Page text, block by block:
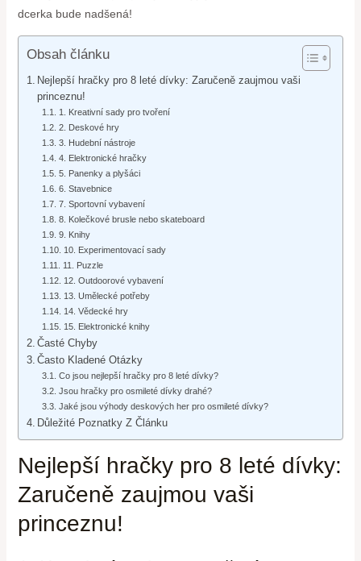
dcerka bude nadšená!
Obsah článku
Nejlepší hračky pro 8 leté dívky: Zaručeně zaujmou vaši
princeznu!
1. Kreativní sady pro tvoření
2. Deskové hry
3. Hudební nástroje
4. Elektronické hračky
5. Panenky a plyšáci
6. Stavebnice
7. Sportovní vybavení
8. Kolečkové brusle nebo skateboard
9. Knihy
10. Experimentovací sady
11. Puzzle
12. Outdoorové vybavení
13. Umělecké potřeby
14. Vědecké hry
15. Elektronické knihy
Časté Chyby
Často Kladené Otázky
Co jsou nejlepší hračky pro 8 leté dívky?
Jsou hračky pro osmileté dívky drahé?
Jaké jsou výhody deskových her pro osmileté dívky?
Důležité Poznatky Z Článku
Nejlepší hračky pro 8 leté dívky:
Zaručeně zaujmou vaši
princeznu!